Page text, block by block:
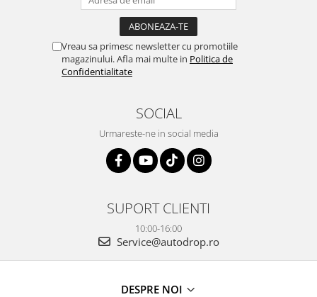
Vreau sa primesc newsletter cu promotiile
magazinului. Afla mai multe in Politica de
Confidentialitate
SOCIAL
Urmareste-ne in social media
SUPORT CLIENTI
10:00-16:00
Service@autodrop.ro
DESPRE NOI